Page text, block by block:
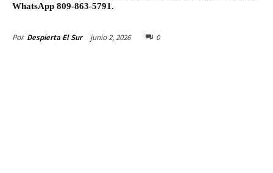
WhatsApp 809-863-5791.
Por Despierta El Sur junio 2, 2026 0